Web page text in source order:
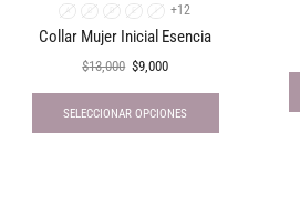
A D E +12
Collar Mujer Inicial Esencia
$13,000 $9,000
SELECCIONAR OPCIONES